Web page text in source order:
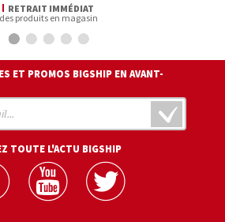
RETRAIT IMMÉDIAT
des produits en magasin
ET PROMOS BIGSHIP EN AVANT-
TOUTE L'ACTU BIGSHIP